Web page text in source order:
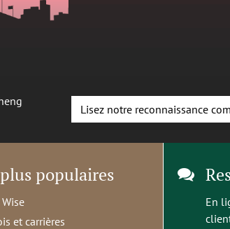
Lisez notre reconnaissance
populaires
et carrières
En